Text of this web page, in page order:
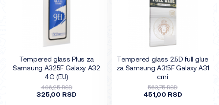
Tempered glass Plus za
Samsung A325F Galaxy A32
4G (EU)
406,25 RSD
325,00 RSD
Tempered glass 2.5D full glue
za Samsung A315F Galaxy A31
crni
563,75 RSD
451,00 RSD